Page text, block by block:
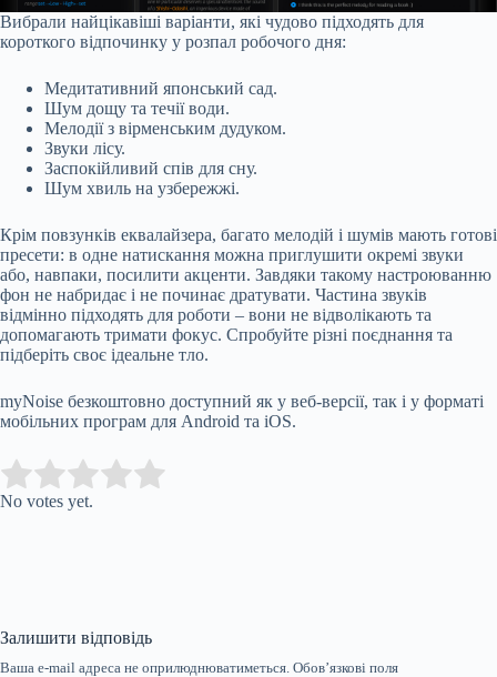
Вибрали найцікавіші варіанти, які чудово підходять для
короткого відпочинку у розпал робочого дня:
Медитативний японський сад.
Шум дощу та течії води.
Мелодії з вірменським дудуком.
Звуки лісу.
Заспокійливий спів для сну.
Шум хвиль на узбережжі.
Крім повзунків еквалайзера, багато мелодій і шумів мають готові
пресети: в одне натискання можна приглушити окремі звуки
або, навпаки, посилити акценти. Завдяки такому настроюванню
фон не набридає і не починає дратувати. Частина звуків
відмінно підходять для роботи – вони не відволікають та
допомагають тримати фокус. Спробуйте різні поєднання та
підберіть своє ідеальне тло.
myNoise безкоштовно доступний як у веб-версії, так і у форматі
мобільних програм для Android та iOS.
Rate this item:
No votes yet.
Залишити відповідь
Ваша e-mail адреса не оприлюднюватиметься. Обов’язкові поля